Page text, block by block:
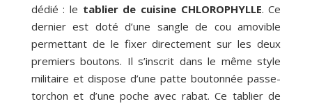
dédié : le tablier de cuisine CHLOROPHYLLE. Ce
dernier est doté d’une sangle de cou amovible
permettant de le fixer directement sur les deux
premiers boutons. Il s’inscrit dans le même style
militaire et dispose d’une patte boutonnée passe-
torchon et d’une poche avec rabat. Ce tablier de